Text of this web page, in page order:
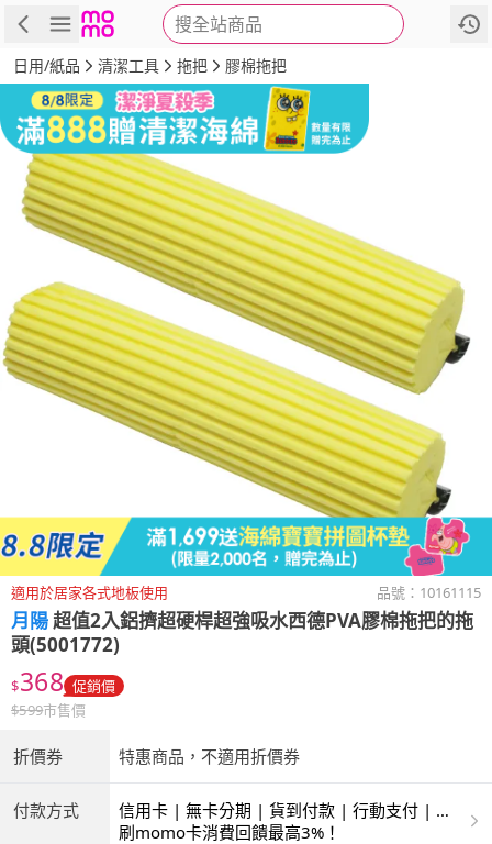
搜全站商品
商品 評價 詳情
日用/紙品 清潔工具 拖把 膠棉拖把
適用於居家各式地板使用 品號： 10161115
月陽超值2入鋁擠超硬桿超強吸水西德PVA膠棉拖把的拖
頭(5001772)
$368 促銷價
$599市售價
折價券 特惠商品，不適用折價券
付款方式
信用卡 | 無卡分期 | 貨到付款 | 行動支付 | 超
商付款 | ATM | 銀聯卡
刷momo卡消費回饋最高3%！